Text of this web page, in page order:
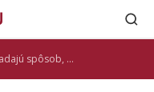
trollov [aktuality.sk]